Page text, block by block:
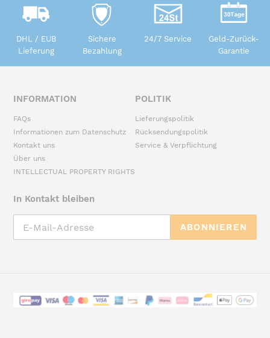
DHL / EUB
Lieferung
Sichere
Bezahlung
24/7 Service
Geld-Zurück-
Garantie
INFORMATION
FAQs
Informationen zum Datenschutz
Kontakt uns
Über uns
INTELLECTUAL PROPERTY RIGHTS
POLITIK
Lieferungspolitik
Rücksendungspolitik
Service & Verpflichtung
In Kontakt bleiben
ABONNIEREN
Zahlungsarten